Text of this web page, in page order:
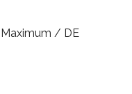
/ DE